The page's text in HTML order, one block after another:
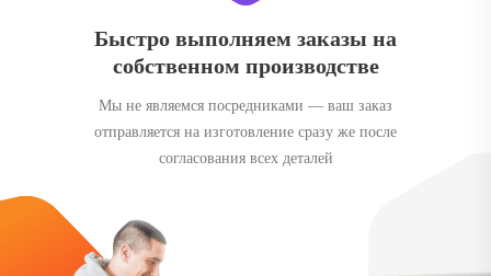
Быстро выполняем заказы на
собственном производстве
Мы не являемся посредниками — ваш заказ
отправляется на изготовление сразу же после
согласования всех деталей